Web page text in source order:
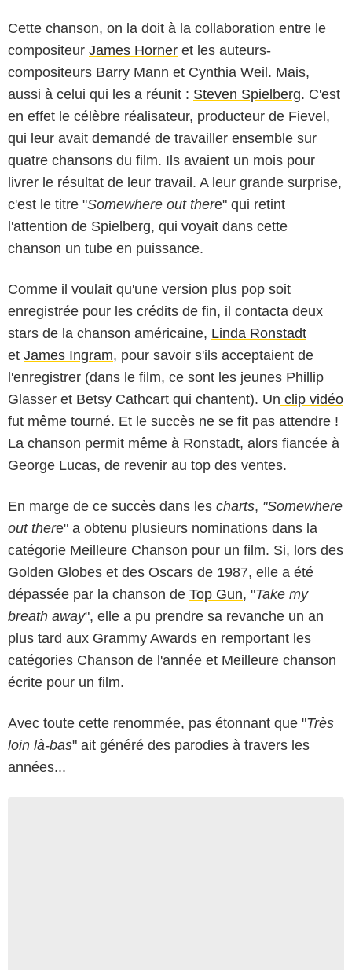
Cette chanson, on la doit à la collaboration entre le
compositeur James Horner et les auteurs-
compositeurs Barry Mann et Cynthia Weil. Mais,
aussi à celui qui les a réunit : Steven Spielberg. C'est
en effet le célèbre réalisateur, producteur de Fievel,
qui leur avait demandé de travailler ensemble sur
quatre chansons du film. Ils avaient un mois pour
livrer le résultat de leur travail. A leur grande surprise,
c'est le titre "Somewhere out there" qui retint
l'attention de Spielberg, qui voyait dans cette
chanson un tube en puissance.
Comme il voulait qu'une version plus pop soit
enregistrée pour les crédits de fin, il contacta deux
stars de la chanson américaine, Linda Ronstadt
et James Ingram, pour savoir s'ils acceptaient de
l'enregistrer (dans le film, ce sont les jeunes Phillip
Glasser et Betsy Cathcart qui chantent). Un clip vidéo
fut même tourné. Et le succès ne se fit pas attendre !
La chanson permit même à Ronstadt, alors fiancée à
George Lucas, de revenir au top des ventes.
En marge de ce succès dans les charts, "Somewhere
out there" a obtenu plusieurs nominations dans la
catégorie Meilleure Chanson pour un film. Si, lors des
Golden Globes et des Oscars de 1987, elle a été
dépassée par la chanson de Top Gun, "Take my
breath away", elle a pu prendre sa revanche un an
plus tard aux Grammy Awards en remportant les
catégories Chanson de l'année et Meilleure chanson
écrite pour un film.
Avec toute cette renommée, pas étonnant que "Très
loin là-bas" ait généré des parodies à travers les
années...